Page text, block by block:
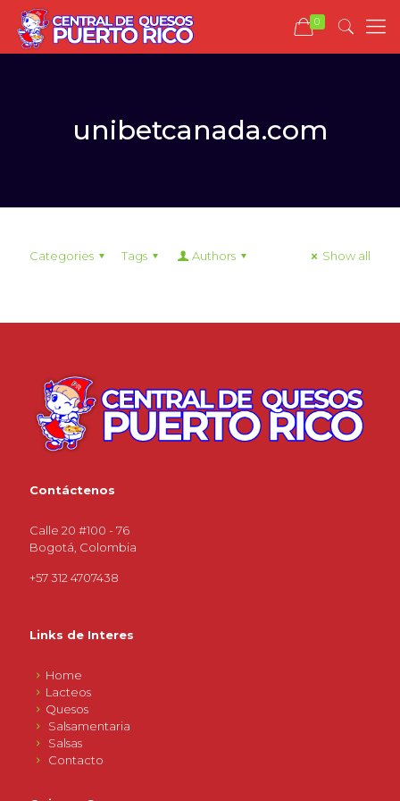
0
unibetcanada.com
Categories Tags Authors Show all
Contáctenos
Calle 20 #100 - 76
Bogotá, Colombia
+57 312 4707438
Links de Interes
Home
Lacteos
Quesos
Salsamentaria
Salsas
Contacto